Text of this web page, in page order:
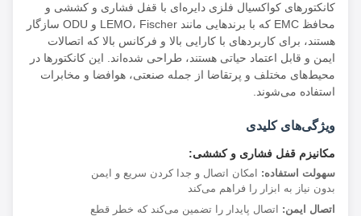
کانکتورهای کواکسیال فلزی دایره‌ای با قفل فشاری و کششی و
محافظ EMC که با برندهایی مانند LEMO، Fischer و ODU سازگار
هستند، برای کاربردهای با کارایی بالا و فرکانس بالا که اتصالات
ایمن و قابل اعتماد حیاتی هستند، طراحی شده‌اند. این کانکتورها در
محیط‌های مختلف و پرتقاضا از جمله صنعتی، هوافضا و مخابرات
استفاده می‌شوند.
ویژگی‌های کلیدی
مکانیزم قفل فشاری و کششی:
سهولت استفاده:امکان اتصال و جدا کردن سریع و ایمن
بدون نیاز به ابزار را فراهم می‌کند
اتصال ایمن: اتصال پایدار را تضمین می‌کند که خطر قطع